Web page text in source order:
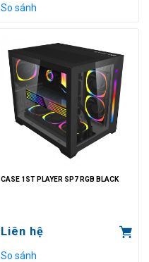
So sánh
CASE 1ST PLAYER SP7 RGB BLACK
Liên hệ
So sánh